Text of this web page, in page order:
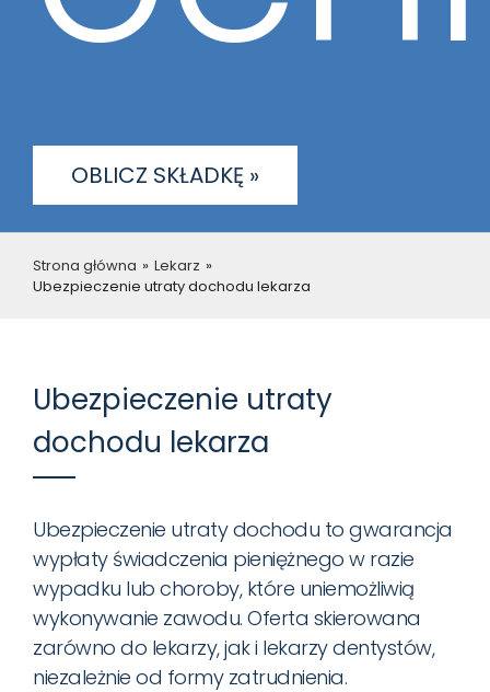
OBLICZ SKŁADKĘ »
Strona główna » Lekarz »
Ubezpieczenie utraty dochodu lekarza
Ubezpieczenie utraty
dochodu lekarza
Ubezpieczenie utraty dochodu to gwarancja
wypłaty świadczenia pieniężnego w razie
wypadku lub choroby, które uniemożliwią
wykonywanie zawodu. Oferta skierowana
zarówno do lekarzy, jak i lekarzy dentystów,
niezależnie od formy zatrudnienia.